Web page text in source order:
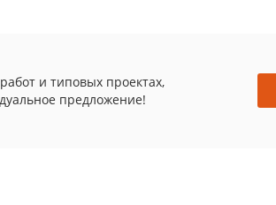
и типовых проектах,
предложение!